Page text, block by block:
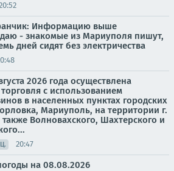
Информацию выше
- знакомые из Мариуполя пишут,
дней сидят без электричества
2026 года осуществлена
с использованием
в населенных пунктах городских
Мариуполь, на территории г.
также Волновахского, Шахтерского и
20:47
на 08.08.2026